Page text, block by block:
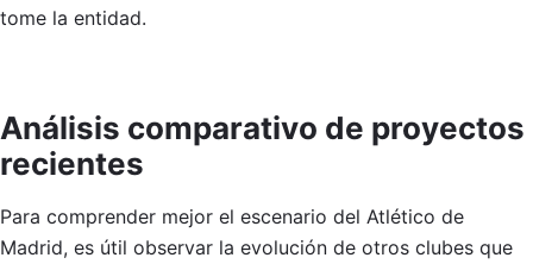
tome la entidad.
Análisis comparativo de proyectos
recientes
Para comprender mejor el escenario del Atlético de
Madrid, es útil observar la evolución de otros clubes que